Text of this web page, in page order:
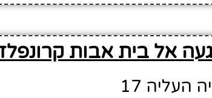
אל בית אבות
17